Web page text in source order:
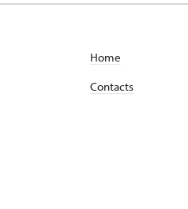
Home
Contacts